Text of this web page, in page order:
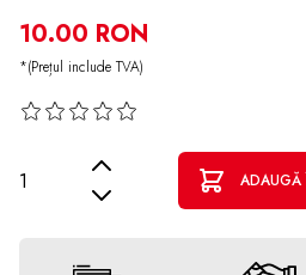
10.00 RON
*(Prețul include TVA)